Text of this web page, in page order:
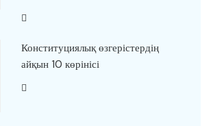
Конституциялық өзгерістердің
айқын 10 көрінісі